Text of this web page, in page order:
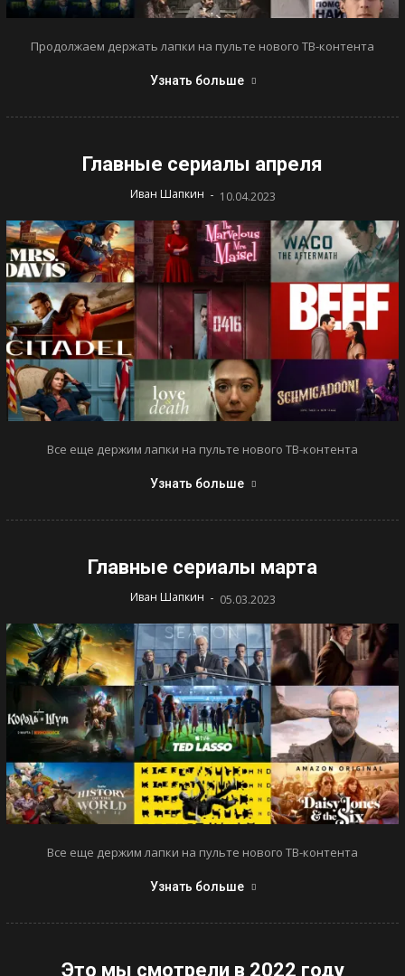
Продолжаем держать лапки на пульте нового ТВ-контента
Узнать больше
Главные сериалы апреля
Иван Шапкин - 10.04.2023
Все еще держим лапки на пульте нового ТВ-контента
Узнать больше
Главные сериалы марта
Иван Шапкин - 05.03.2023
Все еще держим лапки на пульте нового ТВ-контента
Узнать больше
Это мы смотрели в 2022 году